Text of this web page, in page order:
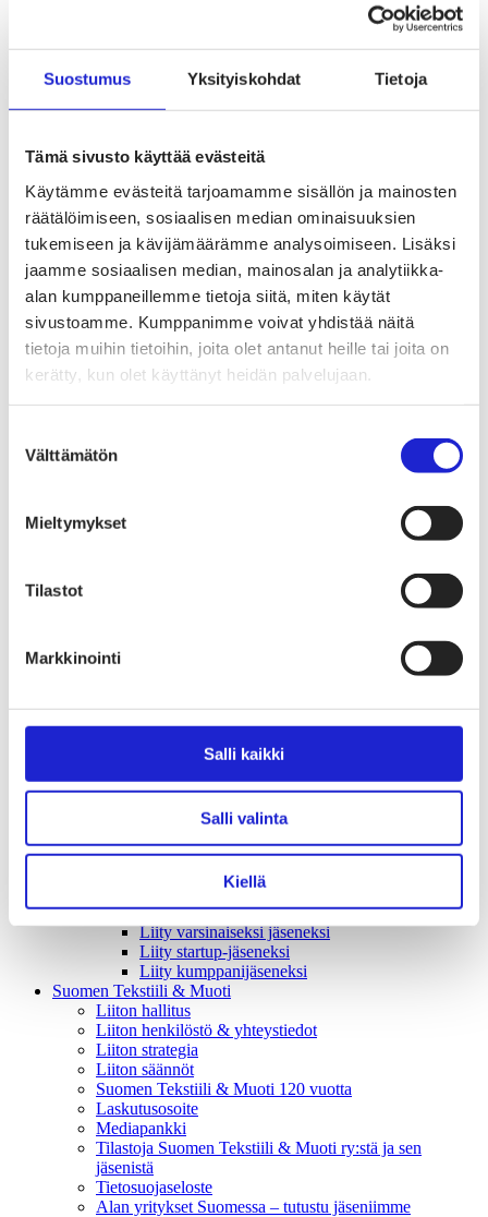
Suostumus Yksityiskohdat Tietoja
Tämä sivusto käyttää evästeitä
Käytämme evästeitä tarjoamamme sisällön ja mainosten
räätälöimiseen, sosiaalisen median ominaisuuksien
tukemiseen ja kävijämäärämme analysoimiseen. Lisäksi
jaamme sosiaalisen median, mainosalan ja analytiikka-
alan kumppaneillemme tietoja siitä, miten käytät
sivustoamme. Kumppanimme voivat yhdistää näitä
tietoja muihin tietoihin, joita olet antanut heille tai joita on
kerätty, kun olet käyttänyt heidän palvelujaan.
valinta
Välttämätön
Mieltymykset
Tilastot
Markkinointi
Salli kaikki
Salli valinta
Kiellä
Ympäristö & Ilmasto
Hankintaketjun vastuullisuus
Tekstiilien kiertotalous
Kiertotalouden termit tutuiksi
Hiilineutraali tekstiiliala 2035 -sitoumus
Mukana sitoumuksessa
Mikä sitoumus?
Liity mukaan
TKI-toiminta
Julkaisut, selvitykset ja raportit
Hankkeet
Mahdollisuuksien ala – lue vaikuttamis­viestimme
EU-vaalit 2024: Reilut pelisäännöt turvaavat
elinvoimaisen tekstiili- ja muotialan Suomessa ja
Euroopassa
Tekstiili- ja muotialasta viennin uusi kärki
Suomesta tekstiilialan kiertotalouden &
Tekstiili- ja muotiala tarvitsee monipuolista
Luodaan kannusteet kuluttajan vihreään
Työelämä-vaikuttajaryhmä
Yritysvastuu, kiertotalous ja toimivat markkinat -
vaikuttajaryhmä
vaikuttajaryhmä
Julkiset hankinnat ja huoltovarmuus -
Kestävä tuotepolitiikka​ -vaikuttajaryhmä
Osaaminen ja vetovoima -vaikuttajaryhmä
Suomen Tekstiili & Muodin jäsenyysmuodot
Liity varsinaiseksi jäseneksi
Liity startup-jäseneksi
Liity kumppani­jäseneksi
Suomen Tekstiili & Muoti
Liiton hallitus
Liiton henkilöstö & yhteystiedot
Liiton strategia
Liiton säännöt
Suomen Tekstiili & Muoti 120 vuotta
Laskutusosoite
Mediapankki
Tilastoja Suomen Tekstiili & Muoti ry:stä ja sen
jäsenistä
Tietosuojaseloste
Alan yritykset Suomessa – tutustu jäseniimme